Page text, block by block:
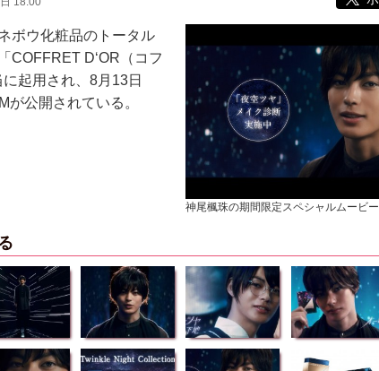
神尾楓珠の期間限定スペシャルムービ
ボウ化粧品のトータル
COFFRET D‘OR（コフ
起用され、8月13日
が公開されている。